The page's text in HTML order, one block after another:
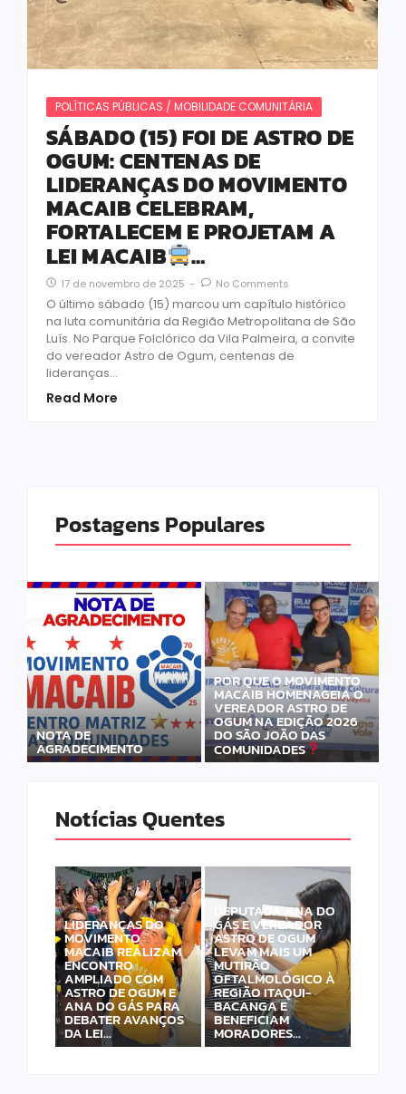
POLÍTICAS PÚBLICAS / MOBILIDADE COMUNITÁRIA
SÁBADO (15) FOI DE ASTRO DE
OGUM: CENTENAS DE
LIDERANÇAS DO MOVIMENTO
MACAIB CELEBRAM,
FORTALECEM E PROJETAM A
LEI MACAIB …
17 de novembro de 2025 - No Comments
O último sábado (15) marcou um capítulo histórico
na luta comunitária da Região Metropolitana de São
Luís. No Parque Folclórico da Vila Palmeira, a convite
do vereador Astro de Ogum, centenas de
lideranças...
Read More
Postagens Populares
NOTA DE
AGRADECIMENTO
POR QUE O MOVIMENTO
MACAIB HOMENAGEIA O
VEREADOR ASTRO DE
OGUM NA EDIÇÃO 2026
DO SÃO JOÃO DAS
COMUNIDADES
Notícias Quentes
LIDERANÇAS DO
MOVIMENTO
MACAIB REALIZAM
ENCONTRO
AMPLIADO COM
ASTRO DE OGUM E
ANA DO GÁS PARA
DEBATER AVANÇOS
DA LEI…
DEPUTADA ANA DO
GÁS E VEREADOR
ASTRO DE OGUM
LEVAM MAIS UM
MUTIRÃO
OFTALMOLÓGICO À
REGIÃO ITAQUI-
BACANGA E
BENEFICIAM
MORADORES…